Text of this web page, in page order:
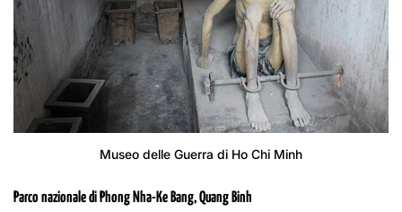
Museo delle Guerra di Ho Chi Minh
Parco nazionale di Phong Nha-Ke Bang, Quang Binh